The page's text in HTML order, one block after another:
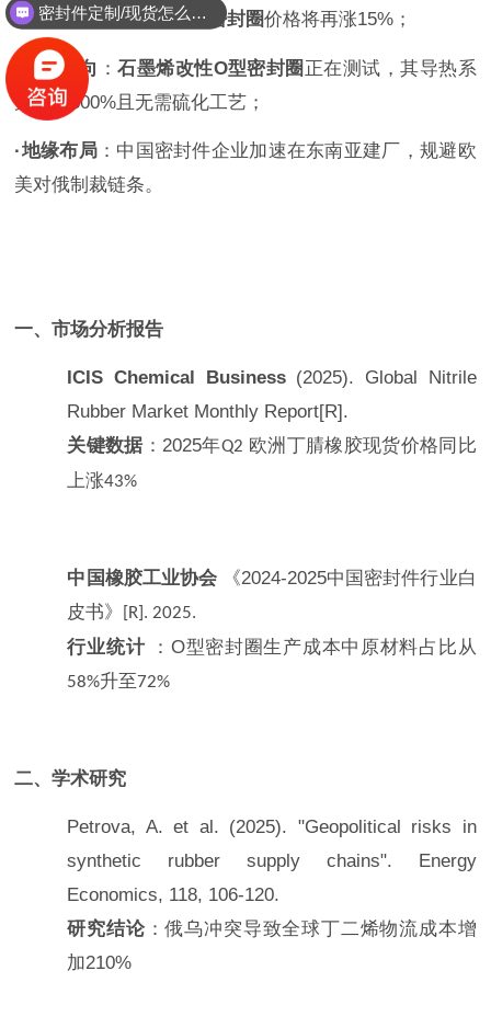
25,000元 /吨，标准O型密封圈价格将再涨15% ；
技术方向 ：石墨烯改性O型密封圈 正在测试，其导热系
数提升 300% 且无需硫化工艺；
·地缘布局：中国密封件企业加速在东南亚建厂，规避欧
美对俄制裁链条。
一、市场分析报告
ICIS Chemical Business(2025). Global Nitrile
Rubber Market Monthly Report[R].
关键数据 ：2025年Q2 欧洲丁腈橡胶现货价格同比
上涨43%
中国橡胶工业协会 《2024-2025中国密封件行业白
皮书》
[R]. 2025.
行业统计 ： O型密封圈生产成本中原材料占比从
58%升至72%
二、学术研究
Petrova, A. et al. (2025). "Geopolitical risks in
synthetic rubber supply chains". Energy
Economics, 118, 106-120.
研究结论：俄乌冲突导致全球丁二烯物流成本增
加210%
密封件定制/现货怎么报价，起订量多少？